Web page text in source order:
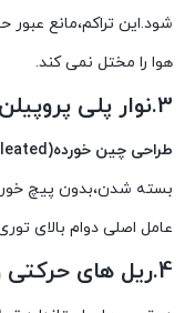
شود.این تراکم،مانع
هوا را مختل نمی کند.
3.نوار پلی پروپیلن(پلیسه):
طراحی چین خورده(Pleated)مش
بسته شدن،بدون پیچ
عامل اصلی دوام بالای
4.ریل های حرکتی و یاتاقان های تفلونی: